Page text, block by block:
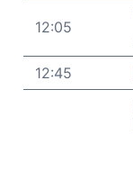
12:05
12:45